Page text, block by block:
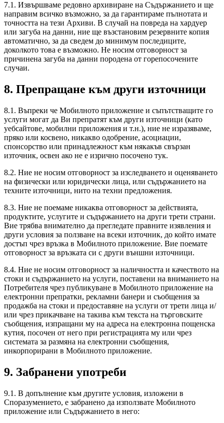
7.1. Извършваме редовно архивиране на Съдържанието и ще
направим всичко възможно, за да гарантираме пълнотата и
точността на тези Архиви. В случай на повреда на хардуер
или загуба на данни, ние ще възстановим резервните копия
автоматично, за да сведем до минимум последиците,
доколкото това е възможно. Не носим отговорност за
причинена загуба на данни породена от горепосочените
случаи.
8. Препращане към други източници
8.1. Въпреки че Мобилното приложение и съпътстващите го
услуги могат да Ви препратят към други източници (като
уебсайтове, мобилни приложения и т.н.), ние не изразяваме,
пряко или косвено, никакво одобрение, асоциации,
спонсорство или принадлежност към някакъв свързан
източник, освен ако не е изрично посочено тук.
8.2. Ние не носим отговорност за изследването и оценяването
на физически или юридически лица, или съдържанието на
техните източници, нито на техни предложения.
8.3. Ние не поемаме никаква отговорност за действията,
продуктите, услугите и съдържанието на други трети страни.
Вие трябва внимателно да прегледате правните изявления и
други условия за ползване на всеки източник, до който имате
достъп чрез връзка в Мобилното приложение. Вие поемате
отговорност за връзката си с други външни източници.
8.4. Ние не носим отговорност за наличността и качеството на
стоки и съдържанието на услуги, поставени на вниманието на
Потребителя чрез публикуване в Мобилното приложение на
електронни препратки, рекламни банери и съобщения за
продажба на стоки и предоставяне на услуги от трети лица и/
или чрез прикачване на такива към текста на търговските
съобщения, изпращани му на адреса на електронна пощенска
кутия, посочен от него при регистрацията му или чрез
системата за размяна на електронни съобщения,
инкорпорирани в Мобилното приложение.
9. Забранени употреби
9.1. В допълнение към другите условия, изложени в
Споразумението, е забранено да използвате Мобилното
приложение или Съдържанието в него: